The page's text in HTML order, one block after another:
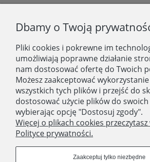
O NAS
O nas
Zatrudniamy
Blog
Kontakt
SKLEP STACJONARNY
Dbamy o Twoją
Pliki cookies i pokrewne im
umożliwiają poprawne działanie
nam dostosować ofertę do Twoich
Możesz zaakceptować
wszystkich tych plików i przejść do
dostosować użycie plików do
wybierając opcję "Dostosuj zgody".
Więcej o plikach cookies przeczytasz
Polityce prywatności.
Zaakceptuj tylko niezbędne